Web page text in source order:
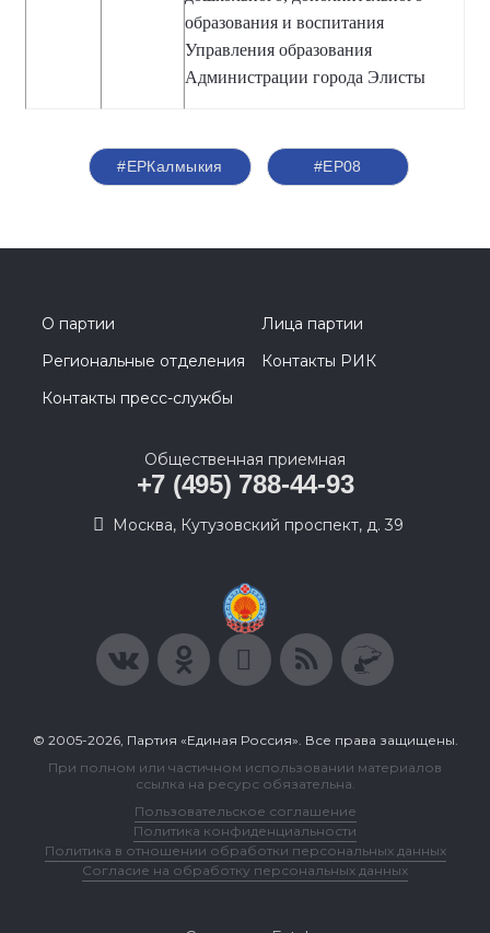
образования и воспитания
Управления образования
Администрации города Элисты
#ЕРКалмыкия #ЕР08
О партии
Лица партии
Региональные отделения
Контакты РИК
Контакты пресс-службы
Общественная приемная
+7 (495) 788-44-93
Москва, Кутузовский проспект, д. 39
© 2005-2026, Партия «Единая Россия». Все права защищены.
При полном или частичном использовании материалов
ссылка на ресурс обязательна.
Пользовательское соглашение
Политика конфиденциальности
Политика в отношении обработки персональных данных
Согласие на обработку персональных данных